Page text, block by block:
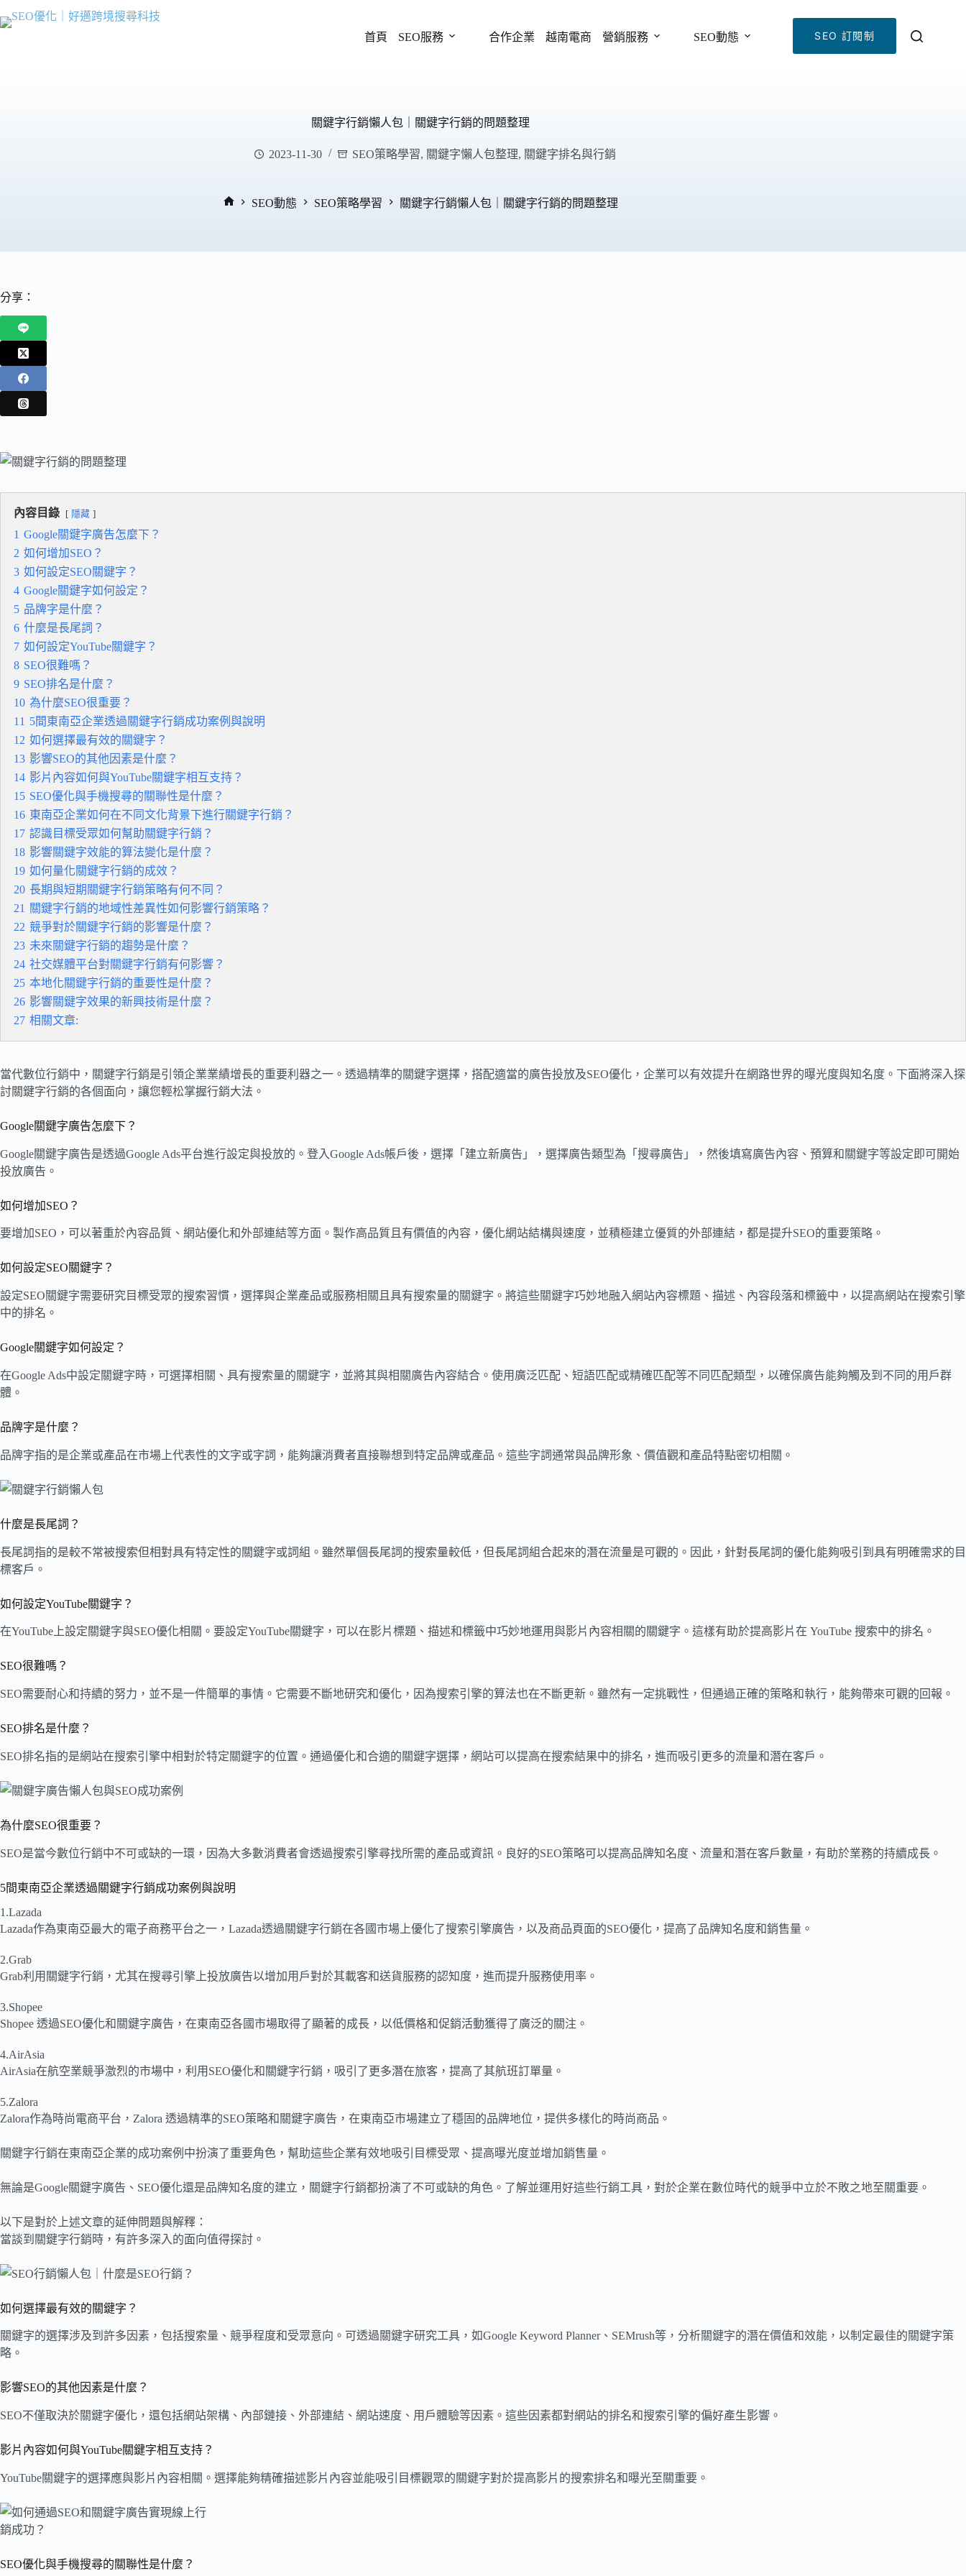
至
首頁 SEO服務 合作企業 越南電商 營銷服務 SEO動態 SEO 訂閱制
關鍵字行銷懶人包｜關鍵字行銷的問題整理
2023-11-30 SEO策略學習, 關鍵字懶人包整理, 關鍵字排名與行銷
SEO動態 SEO策略學習 關鍵字行銷懶人包｜關鍵字行銷的問題整理
分享：
內容目錄 隱藏
1 Google關鍵字廣告怎麼下？
2 如何增加SEO？
3 如何設定SEO關鍵字？
4 Google關鍵字如何設定？
5 品牌字是什麼？
6 什麼是長尾詞？
7 如何設定YouTube關鍵字？
8 SEO很難嗎？
9 SEO排名是什麼？
10 為什麼SEO很重要？
11 5間東南亞企業透過關鍵字行銷成功案例與說明
12 如何選擇最有效的關鍵字？
13 影響SEO的其他因素是什麼？
14 影片內容如何與YouTube關鍵字相互支持？
15 SEO優化與手機搜尋的關聯性是什麼？
16 東南亞企業如何在不同文化背景下進行關鍵字行銷？
17 認識目標受眾如何幫助關鍵字行銷？
18 影響關鍵字效能的算法變化是什麼？
19 如何量化關鍵字行銷的成效？
20 長期與短期關鍵字行銷策略有何不同？
21
關鍵字行銷的地域性差異性如何影響行銷策略？
22 競爭對於關鍵字行銷的影響是什麼？
23 未來關鍵字行銷的趨勢是什麼？
24 社交媒體平台對關鍵字行銷有何影響？
25 本地化關鍵字行銷的重要性是什麼？
26 影響關鍵字效果的新興技術是什麼？
27 相關文章:
當代數位行銷中，關鍵字行銷是引領企業業績增長的重要利器之一。透過精準的關鍵字選擇，搭配適當的廣告投放及SEO優化，企業可以有效提升在網路世界的曝光度與知名度。下面將深入探
討關鍵字行銷的各個面向，讓您輕松掌握行銷大法。
Google關鍵字廣告怎麼下？
Google關鍵字廣告是透過Google Ads平台進行設定與投放的。登入Google Ads帳戶後，選擇「建立新廣告」，選擇廣告類型為「搜尋廣告」，然後填寫廣告內容、預算和關鍵字等設定即可開始
投放廣告。
如何增加SEO？
要增加SEO，可以著重於內容品質、網站優化和外部連結等方面。製作高品質且有價值的內容，優化網站結構與速度，並積極建立優質的外部連結，都是提升SEO的重要策略。
如何設定SEO關鍵字？
設定SEO關鍵字需要研究目標受眾的搜索習慣，選擇與企業產品或服務相關且具有搜索量的關鍵字。將這些關鍵字巧妙地融入網站內容標題、描述、內容段落和標籤中，以提高網站在搜索引擎
中的排名。
Google關鍵字如何設定？
在Google Ads中設定關鍵字時，可選擇相關、具有搜索量的關鍵字，並將其與相關廣告內容結合。使用廣泛匹配、短語匹配或精確匹配等不同匹配類型，以確保廣告能夠觸及到不同的用戶群
體。
品牌字是什麼？
品牌字指的是企業或產品在市場上代表性的文字或字詞，能夠讓消費者直接聯想到特定品牌或產品。這些字詞通常與品牌形象、價值觀和產品特點密切相關。
什麼是長尾詞？
長尾詞指的是較不常被搜索但相對具有特定性的關鍵字或詞組。雖然單個長尾詞的搜索量較低，但長尾詞組合起來的潛在流量是可觀的。因此，針對長尾詞的優化能夠吸引到具有明確需求的目
標客戶。
如何設定YouTube關鍵字？
在YouTube上設定關鍵字與SEO優化相關。要設定YouTube關鍵字，可以在影片標題、描述和標籤中巧妙地運用與影片內容相關的關鍵字。這樣有助於提高影片在 YouTube 搜索中的排名。
SEO很難嗎？
SEO需要耐心和持續的努力，並不是一件簡單的事情。它需要不斷地研究和優化，因為搜索引擎的算法也在不斷更新。雖然有一定挑戰性，但通過正確的策略和執行，能夠帶來可觀的回報。
SEO排名是什麼？
SEO排名指的是網站在搜索引擎中相對於特定關鍵字的位置。通過優化和合適的關鍵字選擇，網站可以提高在搜索結果中的排名，進而吸引更多的流量和潛在客戶。
為什麼SEO很重要？
SEO是當今數位行銷中不可或缺的一環，因為大多數消費者會透過搜索引擎尋找所需的產品或資訊。良好的SEO策略可以提高品牌知名度、流量和潛在客戶數量，有助於業務的持續成長。
5間東南亞企業透過關鍵字行銷成功案例與說明
1.Lazada
Lazada作為東南亞最大的電子商務平台之一，Lazada透過關鍵字行銷在各國市場上優化了搜索引擎廣告，以及商品頁面的SEO優化，提高了品牌知名度和銷售量。
2.Grab
Grab利用關鍵字行銷，尤其在搜尋引擎上投放廣告以增加用戶對於其載客和送貨服務的認知度，進而提升服務使用率。
3.Shopee
Shopee 透過SEO優化和關鍵字廣告，在東南亞各國市場取得了顯著的成長，以低價格和促銷活動獲得了廣泛的關注。
4.AirAsia
AirAsia在航空業競爭激烈的市場中，利用SEO優化和關鍵字行銷，吸引了更多潛在旅客，提高了其航班訂單量。
5.Zalora
Zalora作為時尚電商平台，Zalora 透過精準的SEO策略和關鍵字廣告，在東南亞市場建立了穩固的品牌地位，提供多樣化的時尚商品。
關鍵字行銷在東南亞企業的成功案例中扮演了重要角色，幫助這些企業有效地吸引目標受眾、提高曝光度並增加銷售量。
無論是Google關鍵字廣告、SEO優化還是品牌知名度的建立，關鍵字行銷都扮演了不可或缺的角色。了解並運用好這些行銷工具，對於企業在數位時代的競爭中立於不敗之地至關重要。
以下是對於上述文章的延伸問題與解釋：
當談到關鍵字行銷時，有許多深入的面向值得探討。
如何選擇最有效的關鍵字？
關鍵字的選擇涉及到許多因素，包括搜索量、競爭程度和受眾意向。可透過關鍵字研究工具，如Google Keyword Planner、SEMrush等，分析關鍵字的潛在價值和效能，以制定最佳的關鍵字策
略。
影響SEO的其他因素是什麼？
SEO不僅取決於關鍵字優化，還包括網站架構、內部鏈接、外部連結、網站速度、用戶體驗等因素。這些因素都對網站的排名和搜索引擎的偏好產生影響。
影片內容如何與YouTube關鍵字相互支持？
YouTube關鍵字的選擇應與影片內容相關。選擇能夠精確描述影片內容並能吸引目標觀眾的關鍵字對於提高影片的搜索排名和曝光至關重要。
SEO優化與手機搜尋的關聯性是什麼？